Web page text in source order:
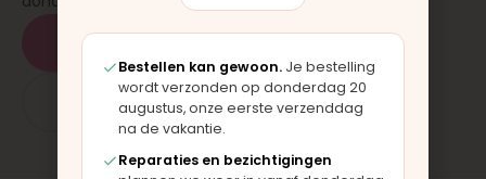
Plan een afspraak
App: 06 - 2862 1330
Bestellen kan gewoon. Je bestelling
wordt verzonden op donderdag 20
augustus, onze eerste verzenddag
na de vakantie.
Reparaties en bezichtigingen